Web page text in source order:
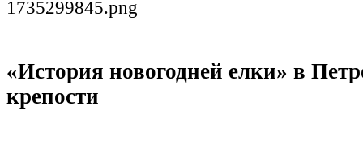
«История новогодней елки» в
крепости